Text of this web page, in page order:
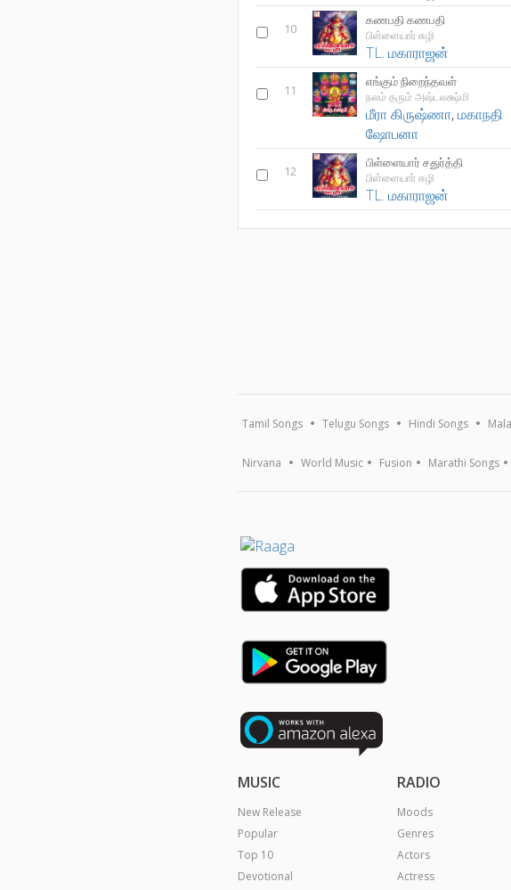
10
கணபதி கணபதி
பிள்ளையார் சுழி
TL. மகாராஜன்
11
எங்கும் நிறைந்தவள்
நலம் தரும் அஷ்டலக்ஷ்மி
மீரா கிருஷ்ணா,மகாநதி
ஷோபனா
12
பிள்ளையார் சதுர்த்தி
பிள்ளையார் சுழி
TL. மகாராஜன்
Tamil Songs Telugu Songs Hindi Songs
Nirvana World Music Fusion Marathi Songs
MUSIC
New Release
Popular
Top 10
Devotional
RADIO
Moods
Genres
Actors
Actress